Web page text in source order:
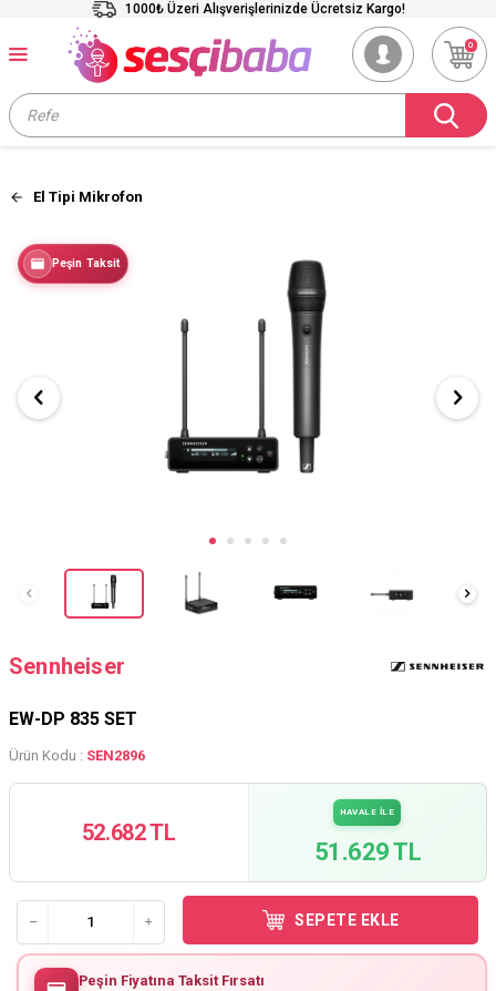
1000₺ Üzeri Alışverişlerinizde Ücretsiz Kargo!
0
El Tipi Mikrofon
Peşin Taksit
Sennheiser
EW-DP 835 SET
Ürün Kodu : SEN2896
52.682 TL
HAVALE İLE
51.629 TL
SEPETE EKLE
Peşin Fiyatına Taksit Fırsatı